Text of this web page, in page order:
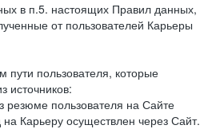
в п.5. настоящих Правил данных,
от пользователей Карьеры
пути пользователя, которые
источников:
резюме пользователя на Сайте
на Карьеру осуществлен через Сайт.